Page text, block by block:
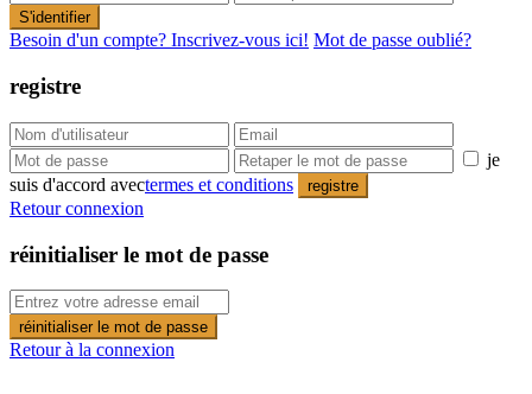
S'identifier
Besoin d'un compte? Inscrivez-vous ici! Mot de passe oublié?
registre
je
suis d'accord avectermes et conditions registre
Retour connexion
réinitialiser le mot de passe
réinitialiser le mot de passe
Retour à la connexion